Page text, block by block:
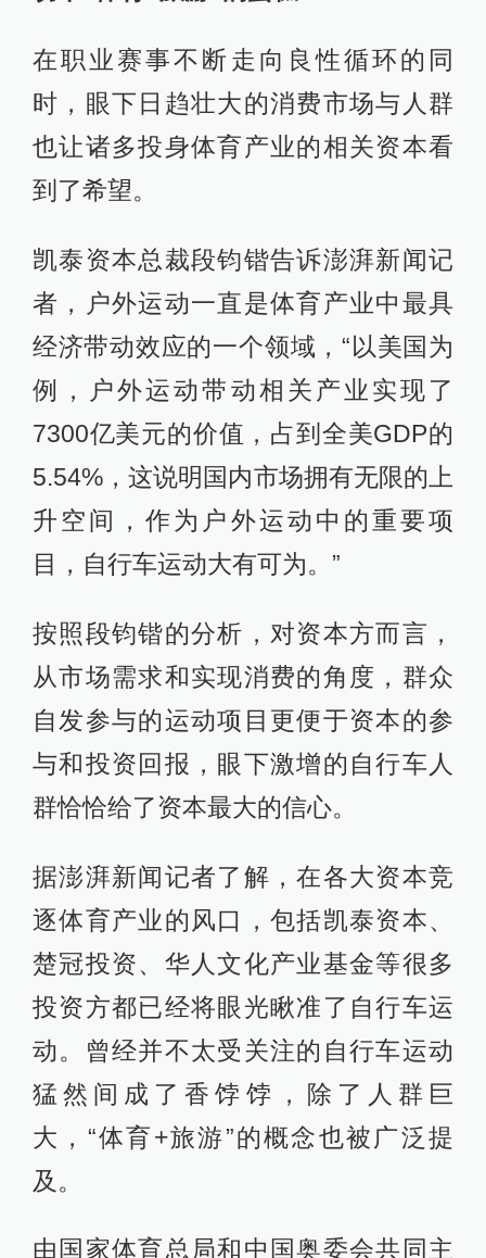
在职业赛事不断走向良性循环的同
时，眼下日趋壮大的消费市场与人群
也让诸多投身体育产业的相关资本看
到了希望。
凯泰资本总裁段钧锴告诉澎湃新闻记
者，户外运动一直是体育产业中最具
经济带动效应的一个领域，“以美国为
例，户外运动带动相关产业实现了
7300亿美元的价值，占到全美GDP的
5.54%，这说明国内市场拥有无限的上
升空间，作为户外运动中的重要项
目，自行车运动大有可为。”
按照段钧锴的分析，对资本方而言，
从市场需求和实现消费的角度，群众
自发参与的运动项目更便于资本的参
与和投资回报，眼下激增的自行车人
群恰恰给了资本最大的信心。
据澎湃新闻记者了解，在各大资本竞
逐体育产业的风口，包括凯泰资本、
楚冠投资、华人文化产业基金等很多
投资方都已经将眼光瞅准了自行车运
动。曾经并不太受关注的自行车运动
猛然间成了香饽饽，除了人群巨
大，“体育+旅游”的概念也被广泛提
及。
由国家体育总局和中国奥委会共同主